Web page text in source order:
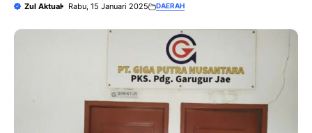
Zul Aktual Rabu, 15 Januari 2025 DAERAH